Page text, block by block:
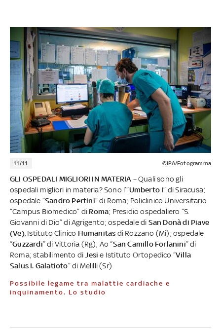
11/11 ©IPA/Fotogramma
GLI OSPEDALI MIGLIORI IN MATERIA –Quali sono gli
ospedali migliori in materia? Sono l’“Umberto I” di Siracusa;
ospedale “Sandro Pertini” di Roma; Policlinico Universitario
“Campus Biomedico” di Roma; Presidio ospedaliero “S.
Giovanni di Dio” di Agrigento; ospedale di San Donà di Piave
(Ve), Istituto Clinico Humanitas di Rozzano (Mi); ospedale
“Guzzardi” di Vittoria (Rg); Ao “San Camillo Forlanini” di
Roma; stabilimento di Jesie Istituto Ortopedico “Villa
Salus I. Galatioto” di Melilli (Sr)
Possibile legame tra malattie cardiache e
inquinamento. Lo studio